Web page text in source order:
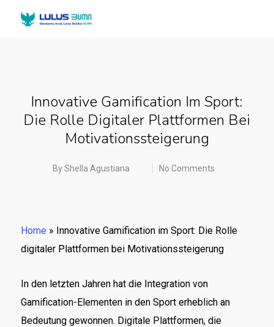
Innovative Gamification Im Sport:
Die Rolle Digitaler Plattformen Bei
Motivationssteigerung
ByShella Agustiana No Comments
Home » Innovative Gamification im Sport: Die Rolle
digitaler Plattformen bei Motivationssteigerung
In den letzten Jahren hat die Integration von
Gamification-Elementen in den Sport erheblich an
Bedeutung gewonnen. Digitale Plattformen, die